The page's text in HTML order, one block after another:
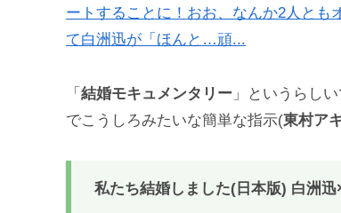
ートすることに！おお、なんか2人と
て白洲迅が「ほんと…頑...
「 結婚モキュメンタリー 」というらし
でこうしろみたいな簡単な指示(東村ア
私たち結婚しました(日本版) 白洲